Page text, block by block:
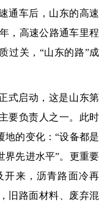
车后，山东的高速
，高速公路通车里程
过关，“山东的路”成
启动，这是山东第
要负责人之一。此时
地的变化：“设备都是
界先进水平”。更重要
开来，沥青路面冷再
旧路面材料、废弃混